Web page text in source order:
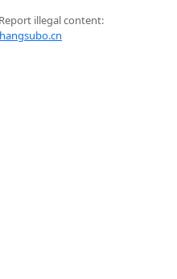
Report illegal content: